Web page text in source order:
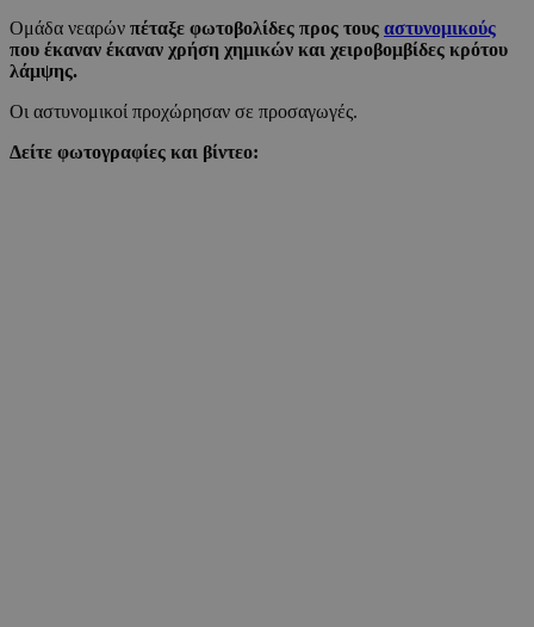
Ομάδα νεαρών πέταξε φωτοβολίδες προς τους αστυνομικούς
που έκαναν έκαναν χρήση χημικών και χειροβομβίδες κρότου
λάμψης.
Οι αστυνομικοί προχώρησαν σε προσαγωγές.
Δείτε φωτογραφίες και βίντεο: